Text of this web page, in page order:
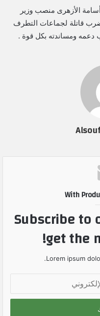
الأزهرى منصب وزير
قاتلة لجماعات التطرف
ومساندته بكل قوة .
With
Subscribe to
get the
Lorem ipsum